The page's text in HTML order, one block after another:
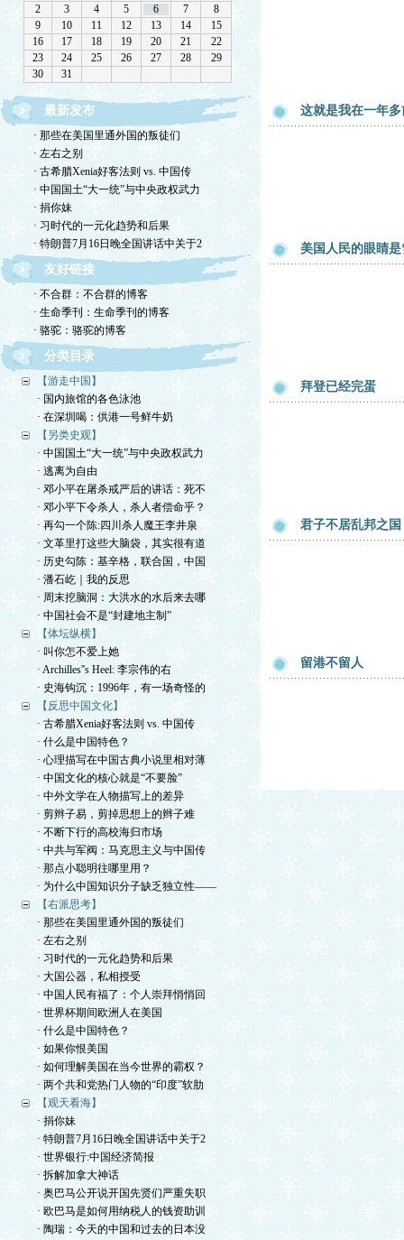
最新发布
· 那些在美国里通外国的叛徒们
· 左右之别
· 古希腊Xenia好客法则 vs. 中国传
· 中国国土“大一统”与中央政权武力
· 捐你妹
· 习时代的一元化趋势和后果
· 特朗普7月16日晚全国讲话中关于2
友好链接
· 不合群：不合群的博客
· 生命季刊：生命季刊的博客
· 骆驼：骆驼的博客
分类目录
【游走中国】
· 国内旅馆的各色泳池
· 在深圳喝：供港一号鲜牛奶
【另类史观】
· 中国国土“大一统”与中央政权武力
· 逃离为自由
· 邓小平在屠杀戒严后的讲话：死不
· 邓小平下令杀人，杀人者偿命乎？
· 再勾一个陈:四川杀人魔王李井泉
· 文革里打这些大脑袋，其实很有道
· 历史勾陈：基辛格，联合国，中国
· 潘石屹｜我的反思
· 周末挖脑洞：大洪水的水后来去哪
· 中国社会不是“封建地主制”
【体坛纵横】
· 叫你怎不爱上她
· Archilles''s Heel: 李宗伟的右
· 史海钩沉：1996年，有一场奇怪的
【反思中国文化】
· 古希腊Xenia好客法则 vs. 中国传
· 什么是中国特色？
· 心理描写在中国古典小说里相对薄
· 中国文化的核心就是“不要脸”
· 中外文学在人物描写上的差异
· 剪辫子易，剪掉思想上的辫子难
· 不断下行的高校海归市场
· 中共与军阀：马克思主义与中国传
· 那点小聪明往哪里用？
· 为什么中国知识分子缺乏独立性——
【右派思考】
· 那些在美国里通外国的叛徒们
· 左右之别
· 习时代的一元化趋势和后果
· 大国公器，私相授受
· 中国人民有福了：个人崇拜悄悄回
· 世界杯期间欧洲人在美国
· 什么是中国特色？
· 如果你恨美国
· 如何理解美国在当今世界的霸权？
· 两个共和党热门人物的“印度”软肋
【观天看海】
· 捐你妹
· 特朗普7月16日晚全国讲话中关于2
· 世界银行:中国经济简报
· 拆解加拿大神话
· 奥巴马公开说开国先贤们严重失职
· 欧巴马是如何用纳税人的钱资助训
· 陶瑞：今天的中国和过去的日本没
这就是我在一年
美国人民的眼睛
拜登已经完蛋
君子不居乱邦之国
留港不留人